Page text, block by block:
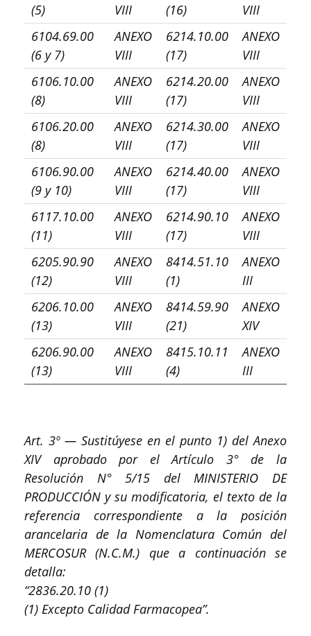
(5)
VIII
(16)
VIII
6104.69.00
(6 y 7)
ANEXO
VIII
6214.10.00
(17)
ANEXO
VIII
6106.10.00
(8)
ANEXO
VIII
6214.20.00
(17)
ANEXO
VIII
6106.20.00
(8)
ANEXO
VIII
6214.30.00
(17)
ANEXO
VIII
6106.90.00
(9 y 10)
ANEXO
VIII
6214.40.00
(17)
ANEXO
VIII
6117.10.00
(11)
ANEXO
VIII
6214.90.10
(17)
ANEXO
VIII
6205.90.90
(12)
ANEXO
VIII
8414.51.10
(1)
ANEXO
III
6206.10.00
(13)
ANEXO
VIII
8414.59.90
(21)
ANEXO
XIV
6206.90.00
(13)
ANEXO
VIII
8415.10.11
(4)
ANEXO
III
Art. 3º — Sustitúyese en el punto 1) del Anexo
XIV aprobado por el Artículo 3° de la
Resolución N° 5/15 del MINISTERIO DE
PRODUCCIÓN y su modificatoria, el texto de la
referencia correspondiente a la posición
arancelaria de la Nomenclatura Común del
MERCOSUR (N.C.M.) que a continuación se
detalla:
“2836.20.10 (1)
(1) Excepto Calidad Farmacopea”.